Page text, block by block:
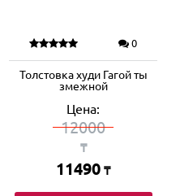
0
Толстовка худи Гагой ты
змежной
Цена:
12000
₸
11490 ₸